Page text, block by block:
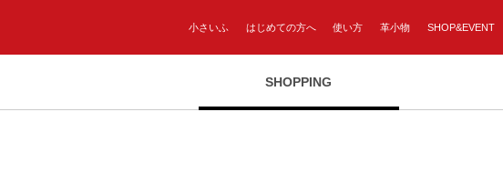
小さいふ はじめての方へ 使い方 革小物 SHOP&EVENT
SHOPPING